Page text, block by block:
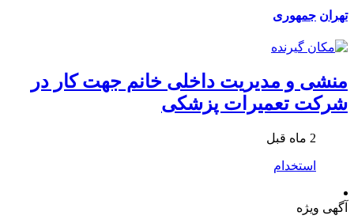
تهران جمهوری
منشی و مدیریت داخلی خانم جهت کار در
شرکت تعمیرات پزشکی
2 ماه قبل
استخدام
آگهی ویژه